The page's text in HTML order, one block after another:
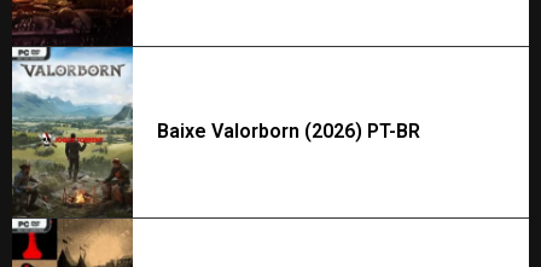
Baixe Valorborn (2026) PT-BR